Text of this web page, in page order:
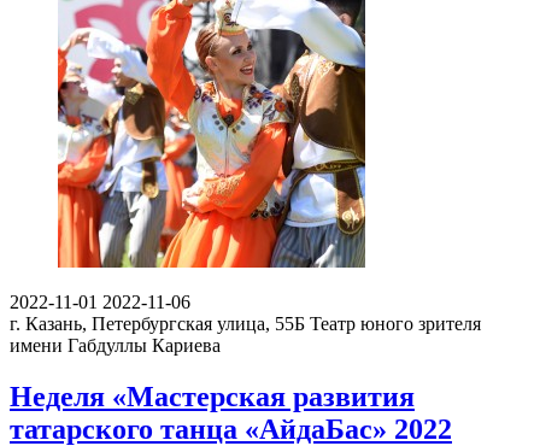
2022-11-01 2022-11-06
г. Казань, Петербургская улица, 55Б Театр юного зрителя
имени Габдуллы Кариева
Неделя «Мастерская развития
татарского танца «АйдаБас» 2022